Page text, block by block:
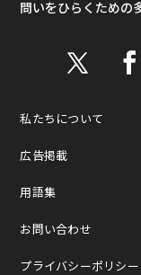
問いをひらくための
私たちについて
広告掲載
用語集
お問い合わせ
プライバシーポリシー